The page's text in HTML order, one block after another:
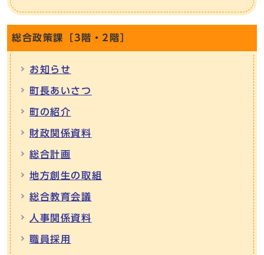
総合政策課［3階・2階］
お知らせ
町長あいさつ
町の紹介
財政関係資料
総合計画
地方創生の取組
総合教育会議
人事関係資料
職員採用